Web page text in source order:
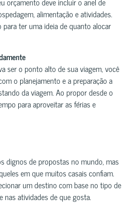
alimentação e atividades.
ter uma ideia de quanto alocar
ser o ponto alto de sua viagem, você
o planejamento e a preparação a
da viagem. Ao propor desde o
para aproveitar as férias e
dignos de propostas no mundo, mas
em que muitos casais confiam.
um destino com base no tipo de
nas atividades de que gosta.